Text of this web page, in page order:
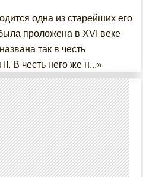
одна из старейших его
проложена в XVI веке
так в честь
В честь него же н...»